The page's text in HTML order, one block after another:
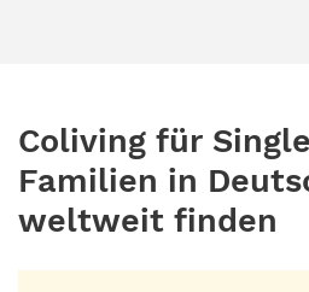
Coliving für
Familien in
weltweit finden